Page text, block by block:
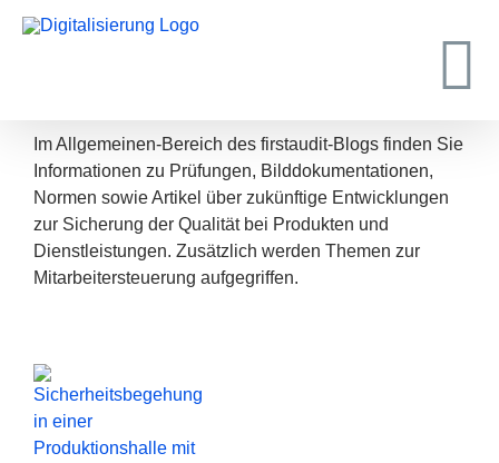
Inhalt
Im Allgemeinen-Bereich des firstaudit-Blogs finden Sie
Informationen zu Prüfungen, Bilddokumentationen,
Normen sowie Artikel über zukünftige Entwicklungen
zur Sicherung der Qualität bei Produkten und
Dienstleistungen. Zusätzlich werden Themen zur
Mitarbeitersteuerung aufgegriffen.